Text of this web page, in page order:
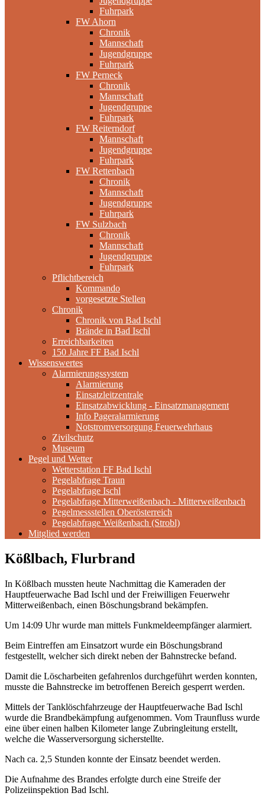
Fuhrpark
FW Ahorn
Chronik
Mannschaft
Jugendgruppe
Fuhrpark
FW Perneck
Chronik
Mannschaft
Jugendgruppe
Fuhrpark
FW Reiterndorf
Mannschaft
Jugendgruppe
Fuhrpark
FW Rettenbach
Chronik
Mannschaft
Jugendgruppe
Fuhrpark
FW Sulzbach
Chronik
Mannschaft
Jugendgruppe
Fuhrpark
Pflichtbereich
Kommando
vorgesetzte Stellen
Chronik
Chronik von Bad Ischl
Brände in Bad Ischl
Erreichbarkeiten
150 Jahre FF Bad Ischl
Wissenswertes
Alarmierungssystem
Alarmierung
Einsatzleitzentrale
Einsatzabwicklung - Einsatzmanagement
Info Pageralarmierung
Notstromversorgung Feuerwehrhaus
Zivilschutz
Museum
Pegel und Wetter
Wetterstation FF Bad Ischl
Pegelabfrage Traun
Pegelabfrage Ischl
Pegelabfrage Mitterweißenbach - Mitterweißenbach
Pegelmessstellen Oberösterreich
Pegelabfrage Weißenbach (Strobl)
Mitglied werden
Kößlbach, Flurbrand
In Kößlbach mussten heute Nachmittag die Kameraden der
Hauptfeuerwache Bad Ischl und der Freiwilligen Feuerwehr
Mitterweißenbach, einen Böschungsbrand bekämpfen.
Um 14:09 Uhr wurde man mittels Funkmeldeempfänger alarmiert.
Beim Eintreffen am Einsatzort wurde ein Böschungsbrand
festgestellt, welcher sich direkt neben der Bahnstrecke befand.
Damit die Löscharbeiten gefahrenlos durchgeführt werden konnten,
musste die Bahnstrecke im betroffenen Bereich gesperrt werden.
Mittels der Tanklöschfahrzeuge der Hauptfeuerwache Bad Ischl
wurde die Brandbekämpfung aufgenommen. Vom Traunfluss wurde
eine über einen halben Kilometer lange Zubringleitung erstellt,
welche die Wasserversorgung sicherstellte.
Nach ca. 2,5 Stunden konnte der Einsatz beendet werden.
Die Aufnahme des Brandes erfolgte durch eine Streife der
Polizeiinspektion Bad Ischl.